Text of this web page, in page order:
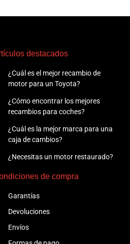
destacados
¿Cuál es el mejor recambio de
motor para un Toyota?
¿Cómo encontrar los mejores
recambios para coches?
¿Cuál es la mejor marca para una
caja de cambios?
¿Necesitas un motor restaurado?
de compra
Garantías
Devoluciones
Envíos